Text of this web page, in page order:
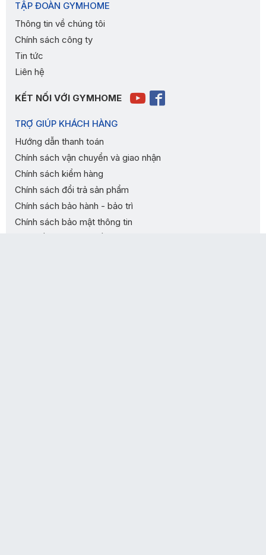
TẬP ĐOÀN GYMHOME
Thông tin về chúng tôi
Chính sách công ty
Tin tức
Liên hệ
KẾT NỐI VỚI GYMHOME
TRỢ GIÚP KHÁCH HÀNG
Hướng dẫn thanh toán
Chính sách vận chuyển và giao nhận
Chính sách kiểm hàng
Chính sách đổi trả sản phẩm
Chính sách bảo hành - bảo trì
Chính sách bảo mật thông tin